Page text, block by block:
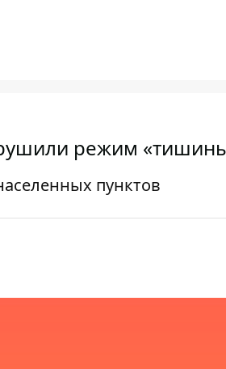
режим
пунктов